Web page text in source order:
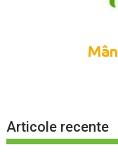
Articole recente